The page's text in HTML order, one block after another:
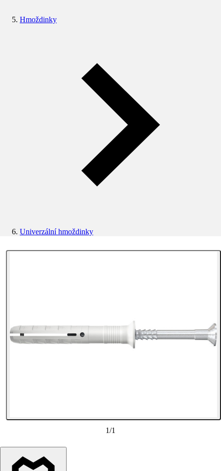
Hmoždinky
Univerzální hmoždinky
1/1